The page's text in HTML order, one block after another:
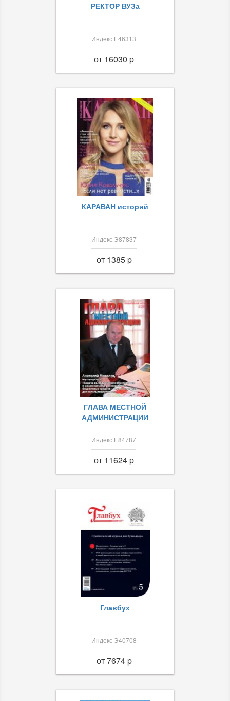
РЕКТОР ВУЗа
Индекс Е46313
от 16030 p
КАРАВАН историй
Индекс Э87837
от 1385 p
ГЛАВА МЕСТНОЙ
АДМИНИСТРАЦИИ
Индекс Е84787
от 11624 p
Главбух
Индекс Э40708
от 7674 p